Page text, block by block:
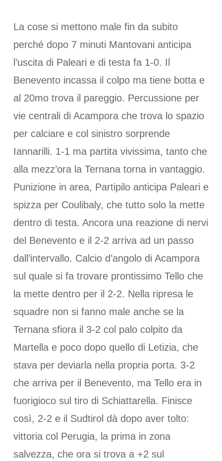
La cose si mettono male fin da subito
perché dopo 7 minuti Mantovani anticipa
l’uscita di Paleari e di testa fa 1-0. Il
Benevento incassa il colpo ma tiene botta e
al 20mo trova il pareggio. Percussione per
vie centrali di Acampora che trova lo spazio
per calciare e col sinistro sorprende
Iannarilli. 1-1 ma partita vivissima, tanto che
alla mezz’ora la Ternana torna in vantaggio.
Punizione in area, Partipilo anticipa Paleari e
spizza per Coulibaly, che tutto solo la mette
dentro di testa. Ancora una reazione di nervi
del Benevento e il 2-2 arriva ad un passo
dall’intervallo. Calcio d’angolo di Acampora
sul quale si fa trovare prontissimo Tello che
la mette dentro per il 2-2. Nella ripresa le
squadre non si fanno male anche se la
Ternana sfiora il 3-2 col palo colpito da
Martella e poco dopo quello di Letizia, che
stava per deviarla nella propria porta. 3-2
che arriva per il Benevento, ma Tello era in
fuorigioco sul tiro di Schiattarella. Finisce
così, 2-2 e il Sudtirol dà dopo aver tolto:
vittoria col Perugia, la prima in zona
salvezza, che ora si trova a +2 sul